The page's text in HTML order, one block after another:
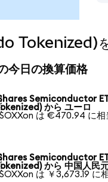
を
今日の換算価格
Semiconductor
から ユーロ
SOXXon は €470.94 に相
Semiconductor
から 中国人民
SOXXon は ￥3,673.19 に